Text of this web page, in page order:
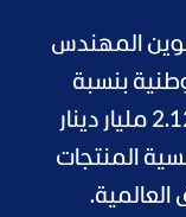
المهندس
بنسبة
1.6% خلال الربع الأول لتصل إلى 2.129 مليار دينار
المنتجات
العالمية.